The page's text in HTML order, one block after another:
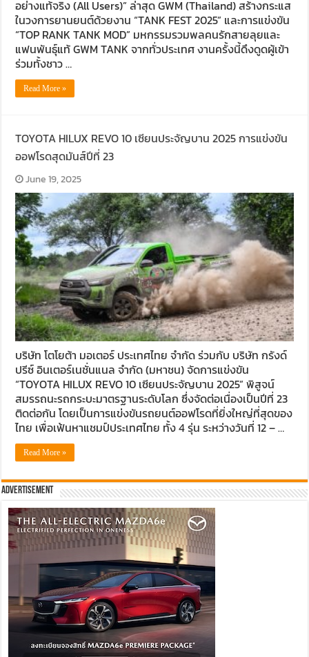
อย่างแท้จริง (All Users)” ล่าสุด GWM (Thailand) สร้างกระแส
ในวงการยานยนต์ด้วยงาน “TANK FEST 2025” และการแข่งขัน
“TOP RANK TANK MOD” มหกรรมรวมพลคนรักสายลุยและ
แฟนพันธุ์แท้ GWM TANK จากทั่วประเทศ งานครั้งนี้ดึงดูดผู้เข้า
ร่วมทั้งชาว …
Read More »
TOYOTA HILUX REVO 10 เซียนประจัญบาน 2025 การแข่งขัน
ออฟโรดสุดมันส์ปีที่ 23
June 19, 2025
บริษัท โตโยต้า มอเตอร์ ประเทศไทย จำกัด ร่วมกับ บริษัท กรังด์
ปรีซ์ อินเตอร์เนชั่นแนล จำกัด (มหาชน) จัดการแข่งขัน
“TOYOTA HILUX REVO 10 เซียนประจัญบาน 2025” พิสูจน์
สมรรถนะรถกระบะมาตรฐานระดับโลก ซึ่งจัดต่อเนื่องเป็นปีที่ 23
ติดต่อกัน โดยเป็นการแข่งขันรถยนต์ออฟโรดที่ยิ่งใหญ่ที่สุดของ
ไทย เพื่อเฟ้นหาแชมป์ประเทศไทย ทั้ง 4 รุ่น ระหว่างวันที่ 12 – …
Read More »
Advertisement